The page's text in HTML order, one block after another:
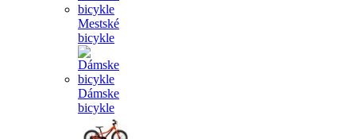
Mestské
bicykle
Dámske
bicykle